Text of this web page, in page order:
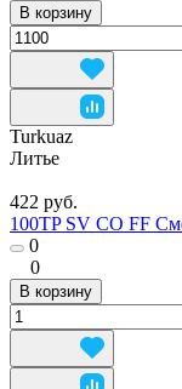
В корзину
Turkuaz
Литье
422 руб.
100TP SV СО FF
0
0
В корзину